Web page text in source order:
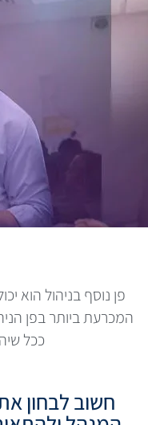
פן נוסף בניהול הוא
המכרעת ביותר בפן
ככל
חשוב לבחון